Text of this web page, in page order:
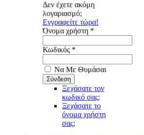
Δεν έχετε ακόμη
λογαριασμό;
Εγγραφείτε τώρα!
Όνομα χρήστη *
Κωδικός *
Να Με Θυμάσαι
Ξεχάσατε τον
κωδικό σας;
Ξεχάσατε το
όνομα χρήστη
σας;